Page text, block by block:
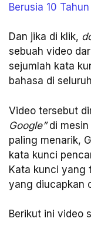
Berusia 10 Tahun
Dan jika di klik,
sebuah video
sejumlah kata
bahasa di
Video tersebut
Google”di mesin
paling menarik,
kata kunci
Kata kunci yang
yang diucapkan
Berikut ini video